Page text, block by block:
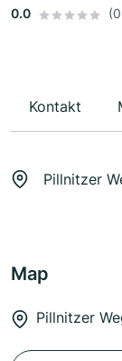
0.0
Kontakt
Pillnitzer
Map
Pillnitzer